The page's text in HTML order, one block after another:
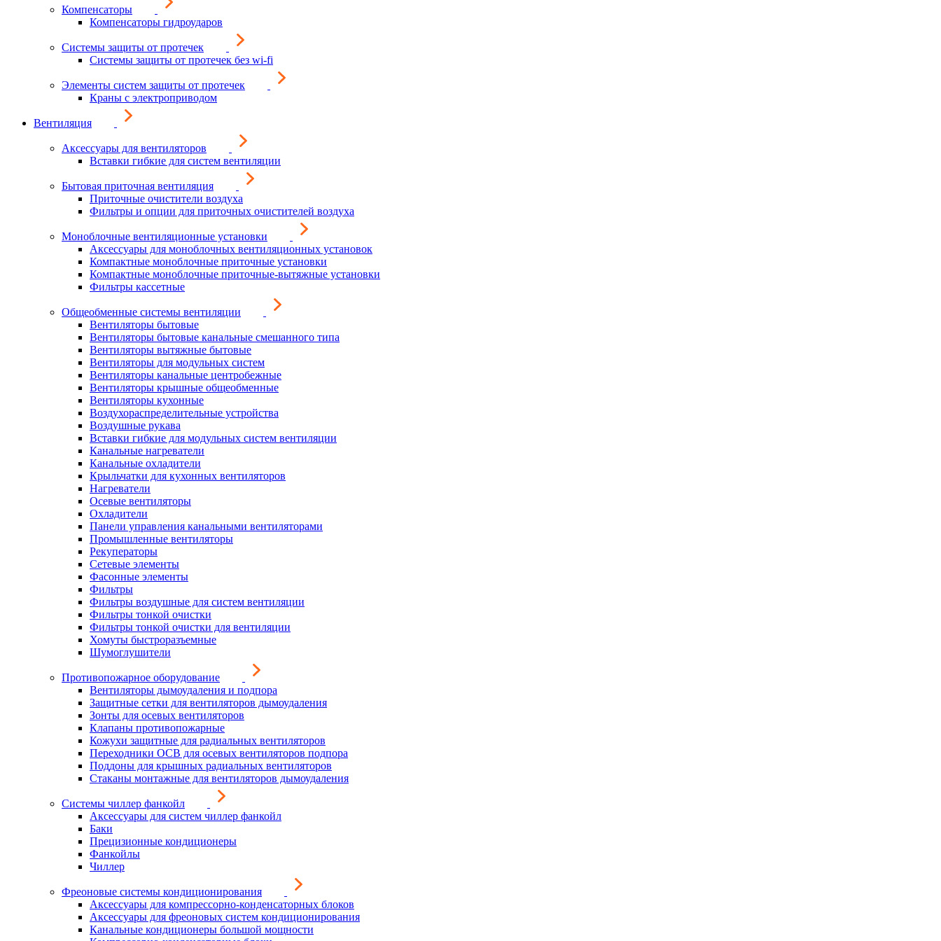
Компенсаторы
Компенсаторы гидроударов
Системы защиты от протечек
Системы защиты от протечек без wi-fi
Элементы систем защиты от протечек
Краны с электроприводом
Вентиляция
Аксессуары для вентиляторов
Вставки гибкие для систем вентиляции
Бытовая приточная вентиляция
Приточные очистители воздуха
Фильтры и опции для приточных очистителей воздуха
Моноблочные вентиляционные установки
Аксессуары для моноблочных вентиляционных установок
Компактные моноблочные приточные установки
Компактные моноблочные приточные-вытяжные установки
Фильтры кассетные
Общеобменные системы вентиляции
Вентиляторы бытовые
Вентиляторы бытовые канальные смешанного типа
Вентиляторы вытяжные бытовые
Вентиляторы для модульных систем
Вентиляторы канальные центробежные
Вентиляторы крышные общеобменные
Вентиляторы кухонные
Воздухораспределительные устройства
Воздушные рукава
Вставки гибкие для модульных систем вентиляции
Канальные нагреватели
Канальные охладители
Крыльчатки для кухонных вентиляторов
Нагреватели
Осевые вентиляторы
Охладители
Панели управления канальными вентиляторами
Промышленные вентиляторы
Рекуператоры
Сетевые элементы
Фасонные элементы
Фильтры
Фильтры воздушные для систем вентиляции
Фильтры тонкой очистки
Фильтры тонкой очистки для вентиляции
Хомуты быстроразъемные
Шумоглушители
Противопожарное оборудование
Вентиляторы дымоудаления и подпора
Защитные сетки для вентиляторов дымоудаления
Зонты для осевых вентиляторов
Клапаны противопожарные
Кожухи защитные для радиальных вентиляторов
Переходники ОСВ для осевых вентиляторов подпора
Поддоны для крышных радиальных вентиляторов
Стаканы монтажные для вентиляторов дымоудаления
Системы чиллер фанкойл
Аксессуары для систем чиллер фанкойл
Баки
Прецизионные кондиционеры
Фанкойлы
Чиллер
Фреоновые системы кондиционирования
Аксессуары для компрессорно-конденсаторных блоков
Аксессуары для фреоновых систем кондиционирования
Канальные кондиционеры большой мощности